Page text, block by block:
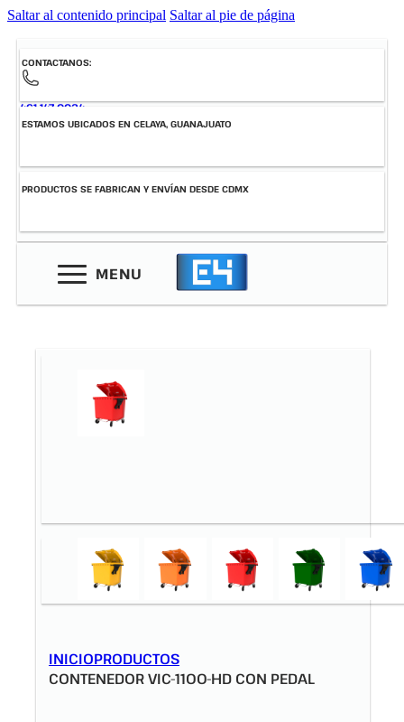
Saltar al contenido principal Saltar al pie de página
CONTACTANOS:
461-147-0034
ESTAMOS UBICADOS EN CELAYA, GUANAJUATO
PRODUCTOS SE FABRICAN Y ENVÍAN DESDE CDMX
MENU
INICIOPRODUCTOS
CONTENEDOR VIC-1100-HD CON PEDAL